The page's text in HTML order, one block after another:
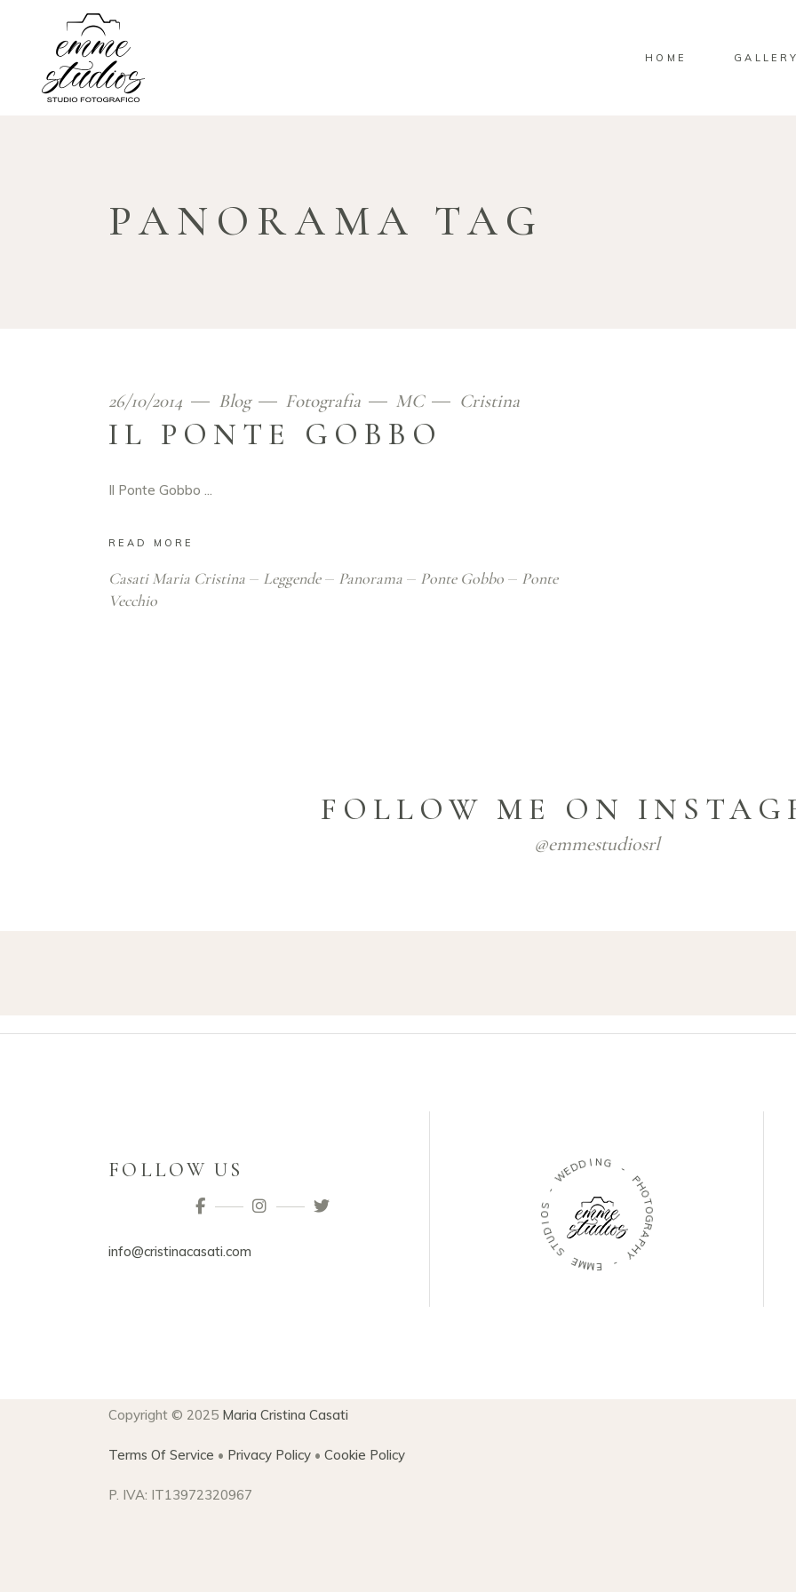
HOME
PANORAMA TAG
26/10/2014 Blog Fotografia MC Cristina
IL PONTE GOBBO
Il Ponte Gobbo
READ MORE
Casati Maria Cristina Leggende Panorama Ponte Gobbo
Ponte
Vecchio
FOLLOW ME ON
@emmestudiosrl
FOLLOW US
info@cristinacasati.com
WEDD I NG
-
P
H
O
T
O
G
R
A
P
H
Y
-
E
M
M
E
S
T
U
D
I
O
S
Copyright © 2025 Maria Cristina Casati
Terms Of Service • Privacy Policy • Cookie Policy
P. IVA: IT13972320967